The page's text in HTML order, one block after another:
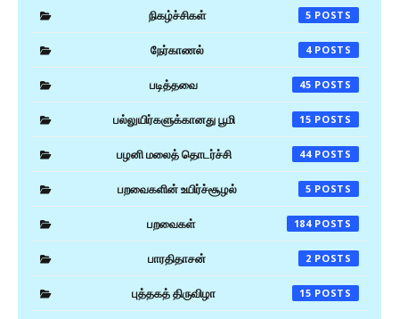
நிகழ்ச்சிகள் 5
நேர்காணல் 4
படித்தவை 45
பல்லுயிர்களுக்கானது பூமி 15
பழனி மலைத் தொடர்ச்சி 44
பறவைகளின் உயிர்ச்சூழல் 5
பறவைகள் 184
பாரதிதாசன் 2
புத்தகத் திருவிழா 15